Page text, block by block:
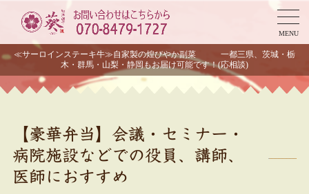
MENU
≪サーロインステーキ牛≫自家製の煌びやか副菜 一都三県、茨城・栃
木・群馬・山梨・静岡もお届け可能です！(応相談)
【豪華弁当】会議・セミナー・
病院施設などでの役員、講師、
医師におすすめ